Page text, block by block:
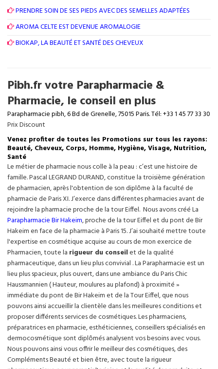
PRENDRE SOIN DE SES PIEDS AVEC DES SEMELLES ADAPTÉES
AROMA CELTE EST DEVENUE AROMALOGIE
BIOKAP, LA BEAUTÉ ET SANTÉ DES CHEVEUX
Pibh.fr votre Parapharmacie &
Pharmacie, le conseil en plus
Parapharmacie pibh, 6 Bd de Grenelle, 75015 Paris. Tél: +33 1 45 77 33 30
Prix Discount
Venez profiter de toutes les Promotions sur tous les rayons:
Beauté, Cheveux, Corps, Homme, Hygiène, Visage, Nutrition,
Santé
Le métier de pharmacie nous colle à la peau : c’est une histoire de
famille. Pascal LEGRAND DURAND, constitue la troisième génération
de pharmacien, après l'obtention de son diplôme à la faculté de
pharmacie de Paris XI. J’exerce dans différentes pharmacies avant de
rejoindre la pharmacie proche de la tour Eiffel. Nous avons créé La
Parapharmacie Bir Hakeim, proche de la tourEiffelet du pont de Bir
Hakeim en face de la pharmacie à Paris 15. J’ai souhaité mettre toute
l'expertise en cosmétique acquise au cours de mon exercice de
Pharmacien, toute la rigueur du conseilet de la qualité
pharmaceutique, dans un lieu plus convivial . La Parapharmacie est un
lieu plus spacieux, plus ouvert, dans une ambiance du Paris Chic
Haussmannien ( Hauteur, moulures au plafond) à proximité »
immédiate du pont de Bir Hakeim et de la Tour Eiffel, que nous
pouvons ainsi accueillir la clientèle dans les meilleures conditions et
proposer différents services de cosmétiques. Les pharmaciens,
préparatrices en pharmacie, esthéticiennes, conseillers spécialisés en
dermocosmétique sont diplômés analysent vos besoins avec vous.
Nous pouvons ainsi vous offrir le meilleur des cosmétiques, des
Compléments Beauté et bien être, avec toute la rigueur